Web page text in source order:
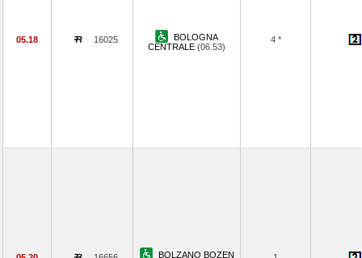
05.18 16025
BOLOGNA
CENTRALE (06.53)
4 *
BOLZANO BOZEN